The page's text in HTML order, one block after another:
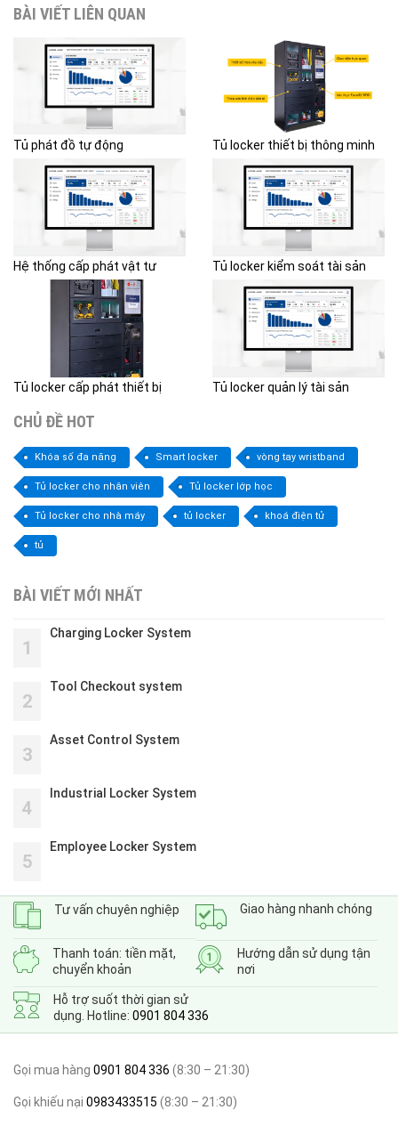
BÀI VIẾT LIÊN QUAN
Tủ phát đồ tự động Tủ locker thiết bị thông minh
Hệ thống cấp phát vật tư Tủ locker kiểm soát tài sản
Tủ locker cấp phát thiết bị Tủ locker quản lý tài sản
CHỦ ĐỀ HOT
Khóa số đa năng Smart locker vòng tay wristband
Tủ locker cho nhân viên Tủ locker lớp học
Tủ locker cho nhà máy tủ locker khoá điện tử
tủ
BÀI VIẾT MỚI NHẤT
1
Charging Locker System
2
Tool Checkout system
3
Asset Control System
4
Industrial Locker System
5
Employee Locker System
Tư vấn chuyên nghiệp Giao hàng nhanh chóng
Thanh toán: tiền mặt,
chuyển khoản
Hướng dẫn sử dụng tận
nơi
Hỗ trợ suốt thời gian sử
dụng. Hotline: 0901 804 336
Gọi mua hàng 0901 804 336 (8:30 – 21:30)
Gọi khiếu nại 0983433515 (8:30 – 21:30)